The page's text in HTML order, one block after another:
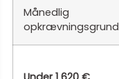
Månedlig